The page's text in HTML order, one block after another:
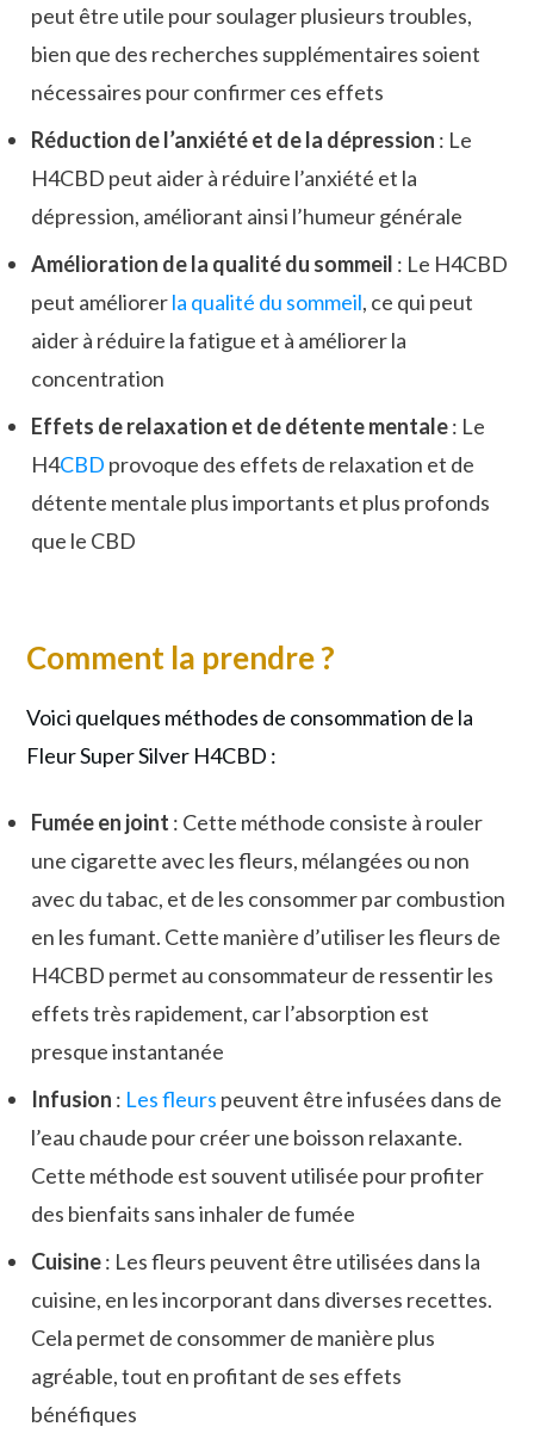
peut être utile pour soulager plusieurs troubles,
bien que des recherches supplémentaires soient
nécessaires pour confirmer ces effets
Réduction de l’anxiété et de la dépression : Le
H4CBD peut aider à réduire l’anxiété et la
dépression, améliorant ainsi l’humeur générale
Amélioration de la qualité du sommeil : Le H4CBD
peut améliorerla qualité du sommeil, ce qui peut
aider à réduire la fatigue et à améliorer la
concentration
Effets de relaxation et de détente mentale: Le
H4CBD provoque des effets de relaxation et de
détente mentale plus importants et plus profonds
que le CBD
Comment la prendre ?
Voici quelques méthodes de consommation de la
Fleur Super Silver H4CBD :
Fumée en joint : Cette méthode consiste à rouler
une cigarette avec les fleurs, mélangées ou non
avec du tabac, et de les consommer par combustion
en les fumant. Cette manière d’utiliser les fleurs de
H4CBD permet au consommateur de ressentir les
effets très rapidement, car l’absorption est
presque instantanée
Infusion : Les fleurs peuvent être infusées dans de
l’eau chaude pour créer une boisson relaxante.
Cette méthode est souvent utilisée pour profiter
des bienfaits sans inhaler de fumée
Cuisine: Les fleurs peuvent être utilisées dans la
cuisine, en les incorporant dans diverses recettes.
Cela permet de consommer de manière plus
agréable, tout en profitant de ses effets
bénéfiques